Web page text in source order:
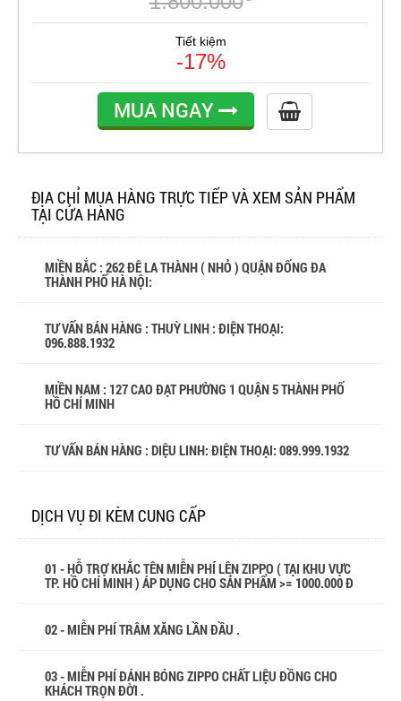
Tiết kiệm
-17%
MUA NGAY
ĐỊA CHỈ MUA HÀNG TRỰC TIẾP VÀ XEM SẢN PHẨM
TẠI CỬA HÀNG
MIỀN BẮC : 262 ĐÊ LA THÀNH ( NHỎ ) QUẬN ĐỐNG ĐA
THÀNH PHỐ HÀ NỘI:
TƯ VẤN BÁN HÀNG : THUỲ LINH : ĐIỆN THOẠI:
096.888.1932
MIỀN NAM : 127 CAO ĐẠT PHƯỜNG 1 QUẬN 5 THÀNH PHỐ
HỒ CHÍ MINH
TƯ VẤN BÁN HÀNG : DIỆU LINH: ĐIỆN THOẠI: 089.999.1932
DỊCH VỤ ĐI KÈM CUNG CẤP
01 - HỖ TRỢ KHẮC TÊN MIỄN PHÍ LÊN ZIPPO ( TẠI KHU VỰC
TP. HỒ CHÍ MINH ) ÁP DỤNG CHO SẢN PHẨM >= 1000.000 Đ
02 - MIỄN PHÍ TRÂM XĂNG LẦN ĐẦU .
03 - MIỄN PHÍ ĐÁNH BÓNG ZIPPO CHẤT LIỆU ĐỒNG CHO
KHÁCH TRỌN ĐỜI .